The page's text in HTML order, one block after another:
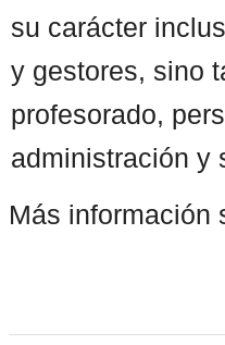
su carácter
y gestores, sino
profesorado,
administración y
Más información